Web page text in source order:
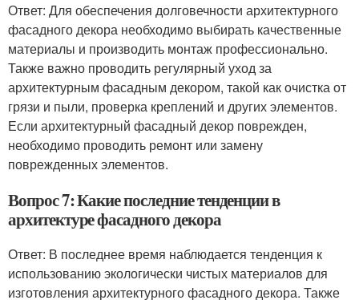
Ответ: Для обеспечения долговечности архитектурного
фасадного декора необходимо выбирать качественные
материалы и производить монтаж профессионально.
Также важно проводить регулярный уход за
архитектурным фасадным декором, такой как очистка от
грязи и пыли, проверка креплений и других элементов.
Если архитектурный фасадный декор поврежден,
необходимо проводить ремонт или замену
поврежденных элементов.
Вопрос 7: Какие последние тенденции в
архитектуре фасадного декора
Ответ: В последнее время наблюдается тенденция к
использованию экологически чистых материалов для
изготовления архитектурного фасадного декора. Также